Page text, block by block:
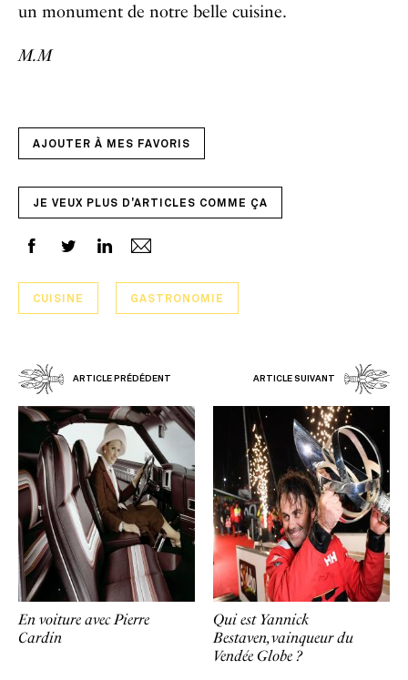
un monument de notre belle cuisine.
M.M
AJOUTER À MES FAVORIS
JE VEUX PLUS D'ARTICLES COMME ÇA
CUISINE GASTRONOMIE
ARTICLE PRÉDÉDENT ARTICLE SUIVANT
En voiture avec Pierre
Cardin
Qui est Yannick
Bestaven, vainqueur du
Vendée Globe ?